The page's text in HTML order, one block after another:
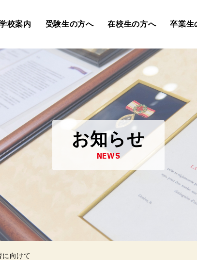
校案内 受験生の方へ 在校生の方へ 卒業生
お知らせ
NEWS
向けて